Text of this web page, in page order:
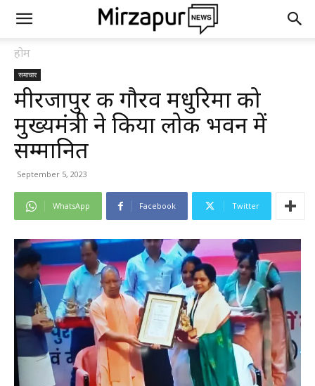
होम
समाचार
मीरजापुर की गौरव मधुरिमा को
मुख्यमंत्री ने किया लोक भवन में
सम्मानित
September 5, 2023
WhatsApp Facebook Twitter